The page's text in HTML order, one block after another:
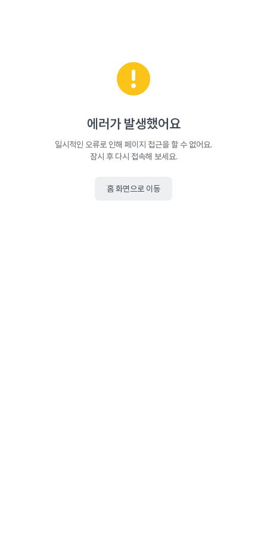
에러가 발생했어요
일시적인 오류로 인해 페이지 접근을 할 수 없어요.
잠시 후 다시 접속해 보세요.
홈 화면으로 이동